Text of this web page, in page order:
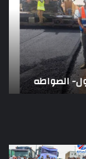
الصواطه